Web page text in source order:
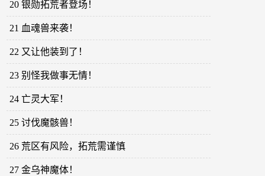
20 银勋拓荒者登场！
21 血魂兽来袭！
22 又让他装到了！
23 别怪我做事无情！
24 亡灵大军！
25 讨伐魔骸兽！
26 荒区有风险，拓荒需谨慎
27 金乌神魔体！